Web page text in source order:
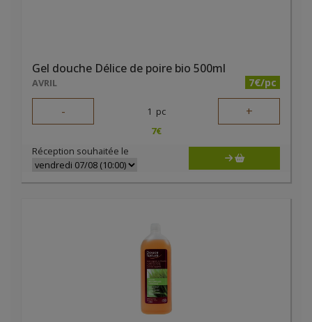
Gel douche Délice de poire bio 500ml
AVRIL 7€/pc
- 1 pc +
7€
Réception souhaitée le